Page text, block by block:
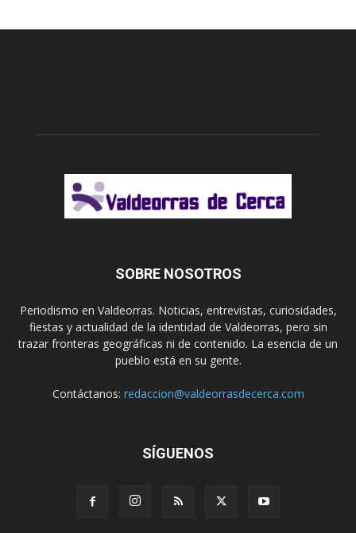
SOBRE NOSOTROS
Periodismo en Valdeorras. Noticias, entrevistas, curiosidades,
fiestas y actualidad de la identidad de Valdeorras, pero sin
trazar fronteras geográficas ni de contenido. La esencia de un
pueblo está en su gente.
Contáctanos: redaccion@valdeorrasdecerca.com
SÍGUENOS